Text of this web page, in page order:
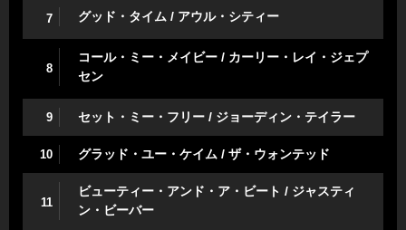
7 グッド・タイム / アウル・シティー
8
コール・ミー・メイビー / カーリー・レイ・ジェプ
セン
9 セット・ミー・フリー / ジョーディン・テイラー
10 グラッド・ユー・ケイム / ザ・ウォンテッド
11
ビューティー・アンド・ア・ビート / ジャスティ
ン・ビーバー